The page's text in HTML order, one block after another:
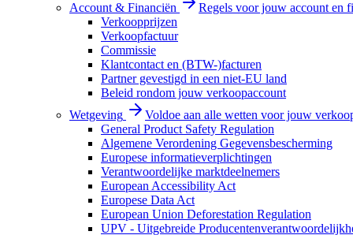
Account & Financiën
Regels voor jouw account en
Verkoopprijzen
Verkoopfactuur
Commissie
Klantcontact en (BTW-)facturen
Partner gevestigd in een niet-EU land
Beleid rondom jouw verkoopaccount
Wetgeving
Voldoe aan alle wetten voor jouw
General Product Safety Regulation
Algemene Verordening Gegevensbescherming
Europese informatieverplichtingen
Verantwoordelijke marktdeelnemers
European Accessibility Act
Europese Data Act
European Union Deforestation Regulation
UPV - Uitgebreide